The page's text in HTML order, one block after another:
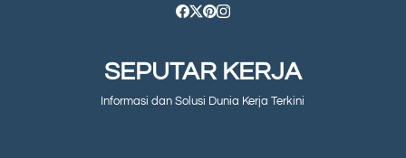
SEPUTAR KERJA
Informasi dan Solusi Dunia Kerja Terkini